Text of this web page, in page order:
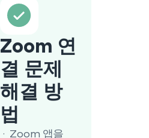
Zoom 연
결 문제
해결 방
법
Zoom 앱을